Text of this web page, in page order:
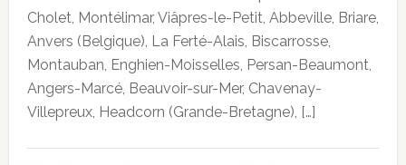
Cholet, Montélimar, Viâpres-le-Petit, Abbeville, Briare,
Anvers (Belgique), La Ferté-Alais, Biscarrosse,
Montauban, Enghien-Moisselles, Persan-Beaumont,
Angers-Marcé, Beauvoir-sur-Mer, Chavenay-
Villepreux, Headcorn (Grande-Bretagne), […]